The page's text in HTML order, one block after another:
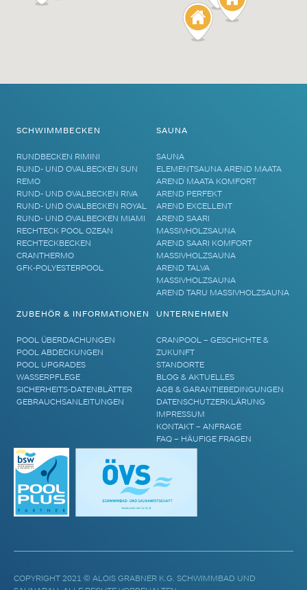
SCHWIMMBECKEN
RUNDBECKEN RIMINI
RUND- UND OVALBECKEN SUN
REMO
RUND- UND OVALBECKEN RIVA
RUND- UND OVALBECKEN ROYAL
RUND- UND OVALBECKEN MIAMI
RECHTECK POOL OZEAN
RECHTECKBECKEN
CRANTHERMO
GFK-POLYESTERPOOL
SAUNA
SAUNA
ELEMENTSAUNA AREND MAATA
AREND MAATA KOMFORT
AREND PERFEKT
AREND EXCELLENT
AREND SAARI
MASSIVHOLZSAUNA
AREND SAARI KOMFORT
MASSIVHOLZSAUNA
AREND TALVA
MASSIVHOLZSAUNA
AREND TARU MASSIVHOLZSAUNA
ZUBEHÖR & INFORMATIONEN
POOL ÜBERDACHUNGEN
POOL ABDECKUNGEN
POOL UPGRADES
WASSERPFLEGE
SICHERHEITS-DATENBLÄTTER
GEBRAUCHSANLEITUNGEN
UNTERNEHMEN
CRANPOOL – GESCHICHTE &
ZUKUNFT
STANDORTE
BLOG & AKTUELLES
AGB & GARANTIEBEDINGUNGEN
DATENSCHUTZERKLÄRUNG
IMPRESSUM
KONTAKT – ANFRAGE
FAQ – HÄUFIGE FRAGEN
COPYRIGHT 2021 © ALOIS GRABNER K.G. SCHWIMMBAD UND